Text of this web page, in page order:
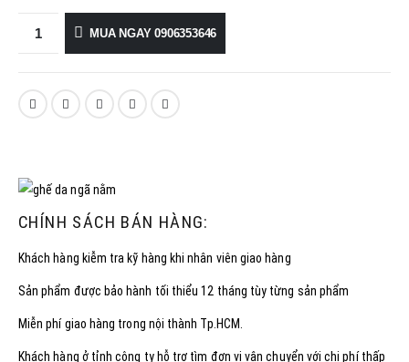
MUA NGAY 0906353646
CHÍNH SÁCH BÁN HÀNG:
Khách hàng kiễm tra kỹ hàng khi nhân viên giao hàng
Sản phẩm được bảo hành tối thiểu 12 tháng tùy từng sản phẩm
Miễn phí giao hàng trong nội thành Tp.HCM.
Khách hàng ở tỉnh công ty hỗ trợ tìm đơn vị vận chuyển với chi phí thấp